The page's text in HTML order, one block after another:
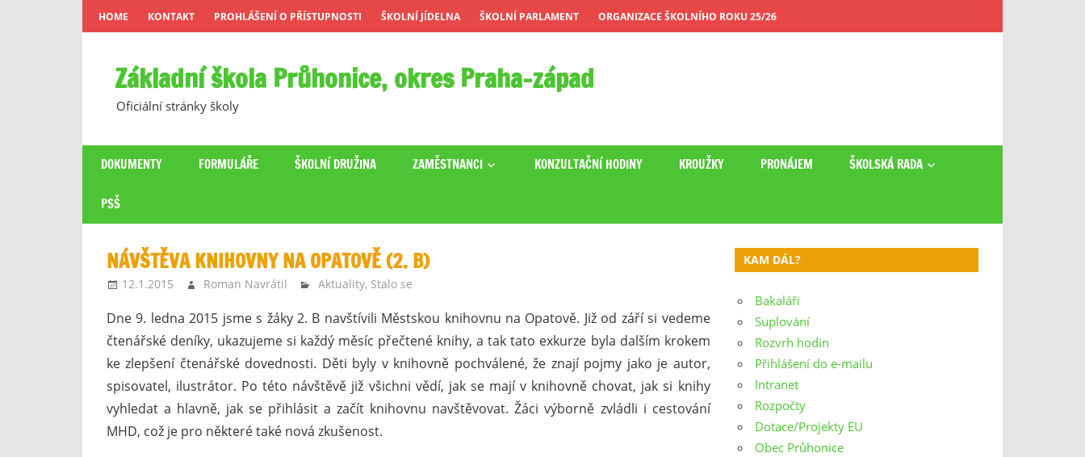
Skip
to
HOME KONTAKT PROHLÁŠENÍ O PŘÍSTUPNOSTI ŠKOLNÍ JÍDELNA ŠKOLNÍ PARLAMENT ORGANIZACE ŠKOLNÍHO ROKU 25/26
Základní škola Průhonice, okres Praha-západ
Oficiální stránky školy
DOKUMENTY FORMULÁŘE ŠKOLNÍ DRUŽINA ZAMĚSTNANCI KONZULTAČNÍ HODINY KROUŽKY PRONÁJEM ŠKOLSKÁ RADA
PSŠ
NÁVŠTĚVA KNIHOVNY NA OPATOVĚ (2. B)
12.1.2015 Roman Navrátil Aktuality, Stalo se
Dne 9. ledna 2015 jsme s žáky 2. B navštívili Městskou knihovnu na Opatově. Již od září si vedeme
čtenářské deníky, ukazujeme si každý měsíc přečtené knihy, a tak tato exkurze byla dalším krokem
ke zlepšení čtenářské dovednosti. Děti byly v knihovně pochválené, že znají pojmy jako je autor,
spisovatel, ilustrátor. Po této návštěvě již všichni vědí, jak se mají v knihovně chovat, jak si knihy
vyhledat a hlavně, jak se přihlásit a začít knihovnu navštěvovat. Žáci výborně zvládli i cestování
MHD, což je pro některé také nová zkušenost.
KAM DÁL?
Bakaláři
Suplování
Rozvrh hodin
Přihlášení do e-mailu
Intranet
Rozpočty
Dotace/Projekty EU
Obec Průhonice